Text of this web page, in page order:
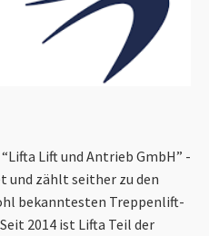
Lift und Antrieb GmbH” -
und zählt seither zu den
bekanntesten Treppenlift-
2014 ist Lifta Teil der